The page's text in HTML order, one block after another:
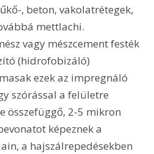
, beton, vakolatrétegek,
mettlachi.
vagy mészcement festék
(hidrofobizáló)
ezek az impregnáló
szórással a felületre
összefüggő, 2-5 mikron
képeznek a
a hajszálrepedésekben